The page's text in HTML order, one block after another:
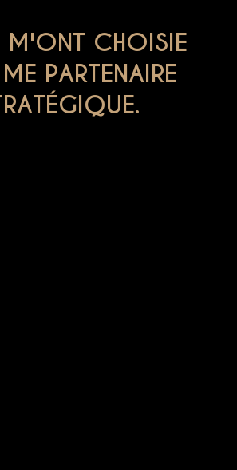
M'ONT CHOISIE
PARTENAIRE